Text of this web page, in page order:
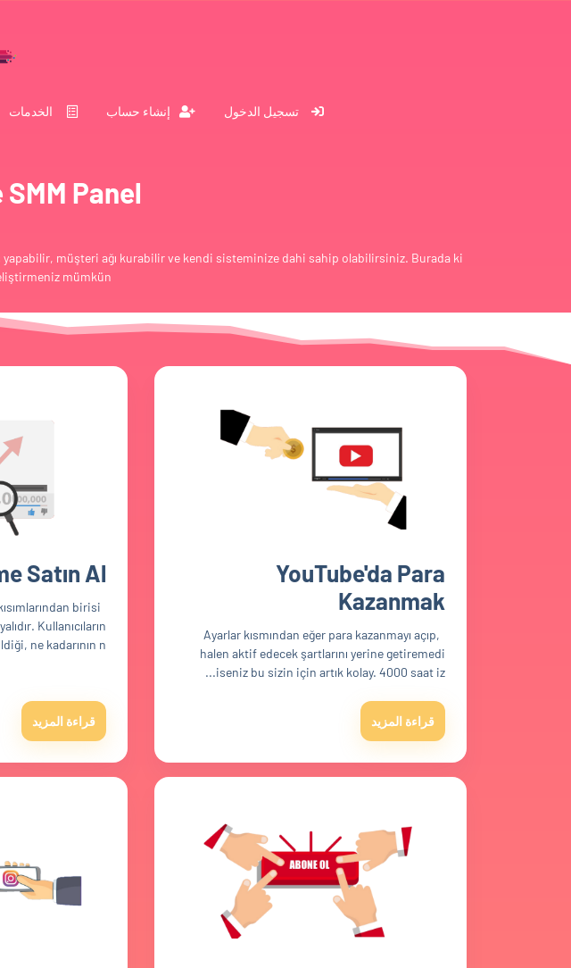
تسجيل الدخول إنشاء حساب الخدمات
Panel
yapabilir, müşteri ağı kurabilir ve kendi sisteminize dahi sahip olabilirsiniz. Burada ki
mümkün!
YouTube'da Para
Kazanmak
Ayarlar kısmından eğer para kazanmayı açıp,
halen aktif edecek şartlarını yerine getiremedi
iseniz bu sizin için artık kolay. 4000 saat iz...
قراءة المزيد
Satın Al
birisi
Kullanıcıların
ne kadarının n...
قراءة المزيد